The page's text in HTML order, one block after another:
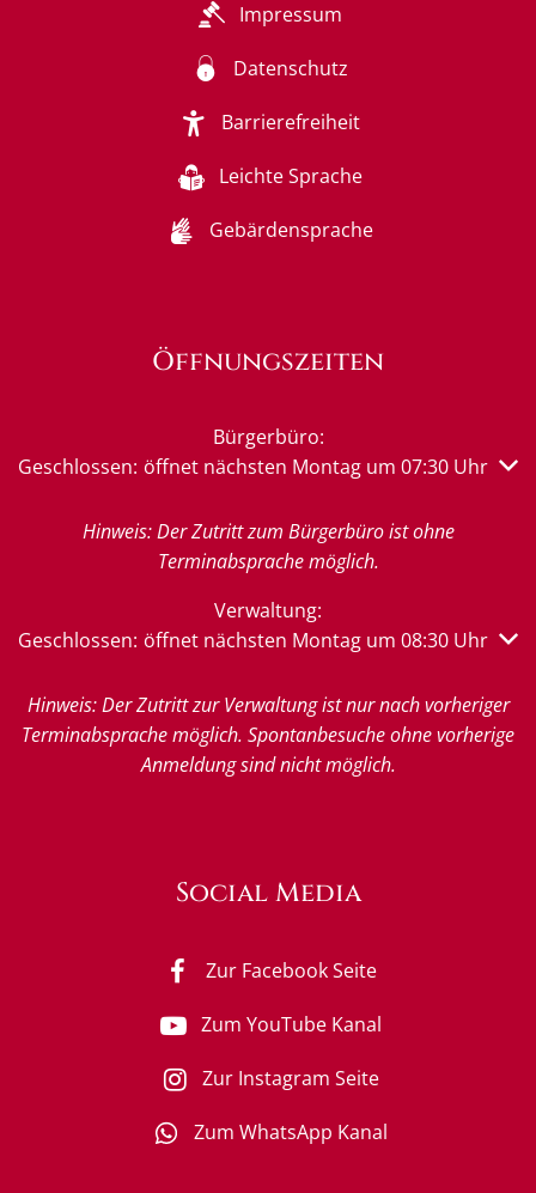
Impressum
Datenschutz
Barrierefreiheit
Leichte Sprache
Gebärdensprache
Öffnungszeiten
Bürgerbüro:
Klicken, um weitere Öffnungs- oder Schließzeiten
Geschlossen: öffnet nächsten Montag um 07:30 Uhr
Hinweis: Der Zutritt zum Bürgerbüro ist ohne
Terminabsprache möglich.
Verwaltung:
Klicken, um weitere Öffnungs- oder Schließzeiten
Geschlossen: öffnet nächsten Montag um 08:30 Uhr
Hinweis: Der Zutritt zur Verwaltung ist nur nach vorheriger
Terminabsprache möglich. Spontanbesuche ohne vorherige
Anmeldung sind nicht möglich.
Social Media
Zur Facebook Seite
Zum YouTube Kanal
Zur Instagram Seite
Zum WhatsApp Kanal